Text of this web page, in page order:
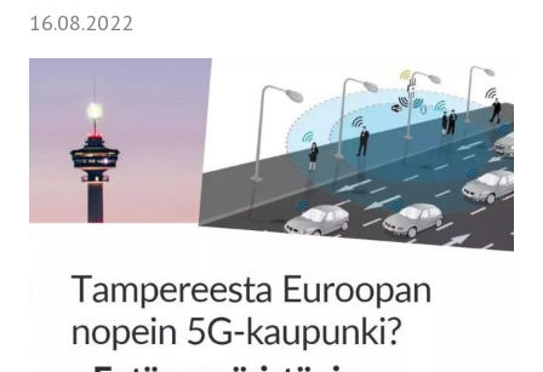
16.08.2022